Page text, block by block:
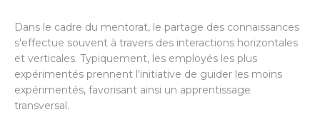
Dans le cadre du mentorat, le partage des connaissances
s'effectue souvent à travers des interactions horizontales
et verticales. Typiquement, les employés les plus
expérimentés prennent l'initiative de guider les moins
expérimentés, favorisant ainsi un apprentissage
transversal.